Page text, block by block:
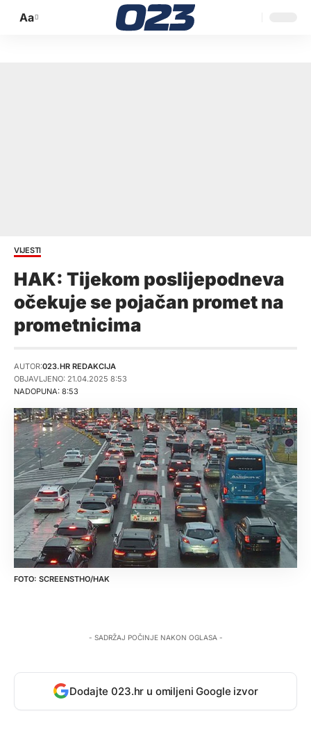
Promijeni
Aa
VIJESTI
HAK: Tijekom poslijepodneva
očekuje se pojačan promet na
prometnicima
NADOPUNA: 8:53
AUTOR:023.HR REDAKCIJA
OBJAVLJENO: 21.04.2025 8:53
SCREENSTHO/HAK
- SADRŽAJ POČINJE NAKON OGLASA -
Dodajte 023.hr u omiljeni Google izvor